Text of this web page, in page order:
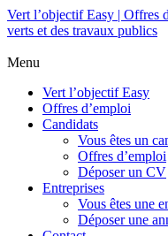
Vert l’objectif Easy | Offres
verts et des travaux publics
Menu
Vert l’objectif Easy
Offres d’emploi
Candidats
Vous êtes un
Offres d’emploi
Déposer un CV
Entreprises
Vous êtes une
Déposer une